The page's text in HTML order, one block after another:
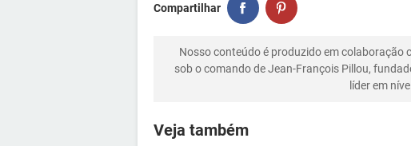
Compartilhar
Nosso conteúdo é produzido em colaboração
sob o comando de Jean-François Pillou,
líder em
Veja também